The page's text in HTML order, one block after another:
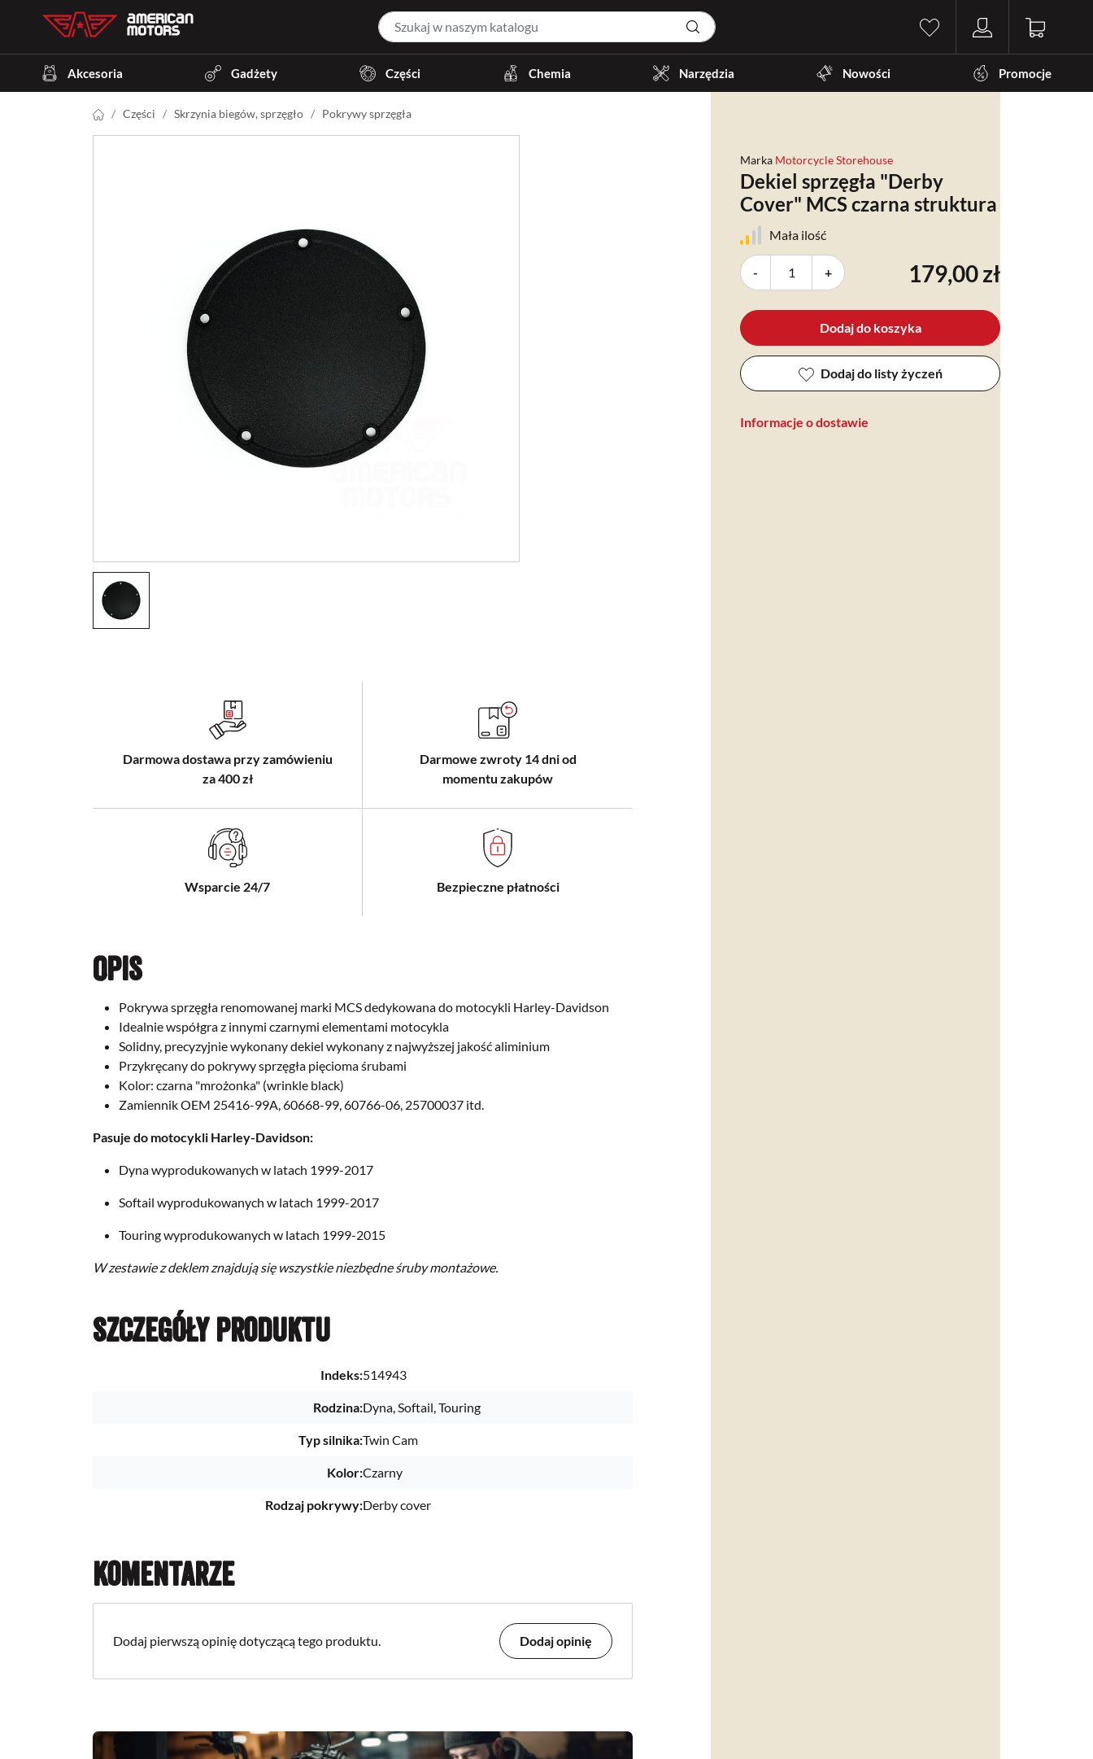
Akcesoria Gadżety Części Chemia Narzędzia Nowości Promocje
Części Skrzynia biegów, sprzęgło Pokrywy sprzęgła
Marka Motorcycle Storehouse
Dekiel sprzęgła "Derby
Cover" MCS czarna struktura
Mała ilość
- + 179,00 zł
Dodaj do koszyka
Dodaj do listy życzeń
Informacje o dostawie
Darmowa dostawa przy zamówieniu
za 400 zł
Darmowe zwroty 14 dni od
momentu zakupów
Wsparcie 24/7 Bezpieczne płatności
Opis
Pokrywa sprzęgła renomowanej marki MCS dedykowana do motocykli Harley-Davidson
Idealnie współgra z innymi czarnymi elementami motocykla
Solidny, precyzyjnie wykonany dekiel wykonany z najwyższej jakość aliminium
Przykręcany do pokrywy sprzęgła pięcioma śrubami
Kolor: czarna "mrożonka" (wrinkle black)
Zamiennik OEM 25416-99A, 60668-99, 60766-06, 25700037 itd.
Pasuje do motocykli Harley-Davidson:
Dyna wyprodukowanych w latach 1999-2017
Softail wyprodukowanych w latach 1999-2017
Touring wyprodukowanych w latach 1999-2015
W zestawie z deklem znajdują się wszystkie niezbędne śruby montażowe.
Szczegóły produktu
Indeks:514943
Rodzina:Dyna, Softail, Touring
Typ silnika:Twin Cam
Kolor:Czarny
Rodzaj pokrywy:Derby cover
Komentarze
Dodaj pierwszą opinię dotyczącą tego produktu. Dodaj opinię